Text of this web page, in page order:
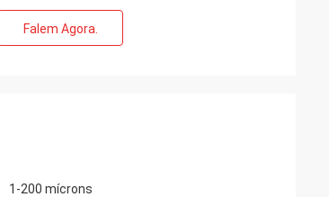
Falem Agora.
1-200 mícrons